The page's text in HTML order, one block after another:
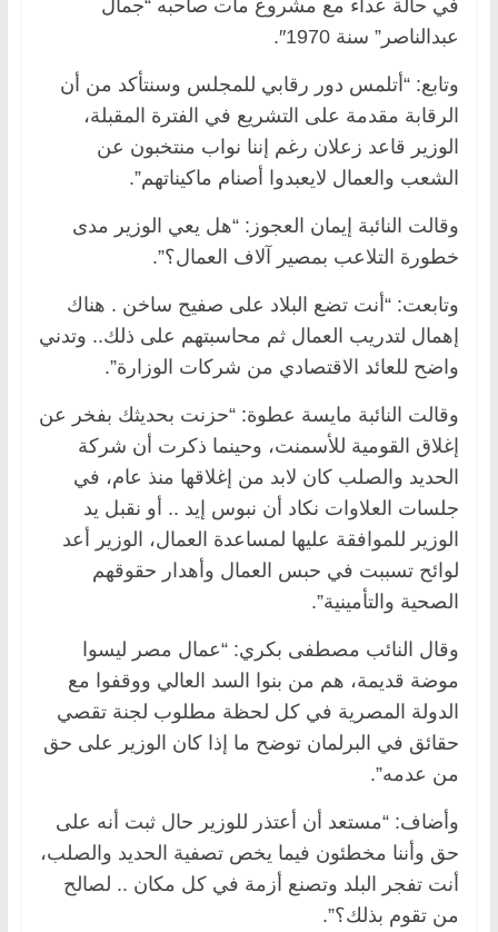
في حالة عداء مع مشروع مات صاحبه “جمال
عبدالناصر” سنة 1970″.
وتابع: “أتلمس دور رقابي للمجلس وسنتأكد من أن
الرقابة مقدمة على التشريع في الفترة المقبلة،
الوزير قاعد زعلان رغم إننا نواب منتخبون عن
الشعب والعمال لايعبدوا أصنام ماكيناتهم”.
وقالت النائبة إيمان العجوز: “هل يعي الوزير مدى
خطورة التلاعب بمصير آلاف العمال؟”.
وتابعت: “أنت تضع البلاد على صفيح ساخن . هناك
إهمال لتدريب العمال ثم محاسبتهم على ذلك.. وتدني
واضح للعائد الاقتصادي من شركات الوزارة”.
وقالت النائبة مايسة عطوة: “حزنت بحديثك بفخر عن
إغلاق القومية للأسمنت، وحينما ذكرت أن شركة
الحديد والصلب كان لابد من إغلاقها منذ عام، في
جلسات العلاوات نكاد أن نبوس إيد .. أو نقبل يد
الوزير للموافقة عليها لمساعدة العمال، الوزير أعد
لوائح تسببت في حبس العمال وأهدار حقوقهم
الصحية والتأمينية”.
وقال النائب مصطفى بكري: “عمال مصر ليسوا
موضة قديمة، هم من بنوا السد العالي ووقفوا مع
الدولة المصرية في كل لحظة مطلوب لجنة تقصي
حقائق في البرلمان توضح ما إذا كان الوزير على حق
من عدمه”.
وأضاف: “مستعد أن أعتذر للوزير حال ثبت أنه على
حق وأننا مخطئون فيما يخص تصفية الحديد والصلب،
أنت تفجر البلد وتصنع أزمة في كل مكان .. لصالح
من تقوم بذلك؟”.